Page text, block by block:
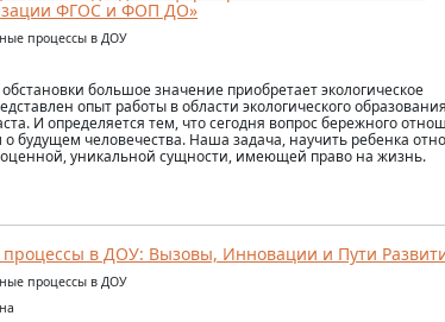
ФГОС и ФОП ДО»
процессы в ДОУ
большое значение приобретает экологическое
опыт работы в области экологического
И определяется тем, что сегодня вопрос бережного
будущем человечества. Наша задача, научить ребенка
уникальной сущности, имеющей право на жизнь.
в ДОУ: Вызовы, Инновации и Пути
процессы в ДОУ